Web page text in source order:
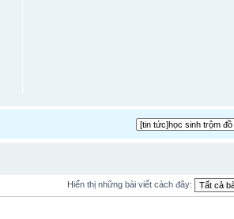
Hiển thị những bài viết cách đây: